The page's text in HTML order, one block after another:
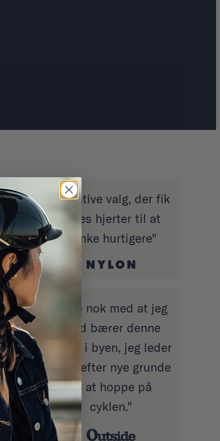
"Kreative valg, der fik
vores hjerter til at
banke hurtigere"
"Ikke nok med at jeg
altid bærer denne
hjelm i byen, jeg leder
også efter nye grunde
til at hoppe på
cyklen."